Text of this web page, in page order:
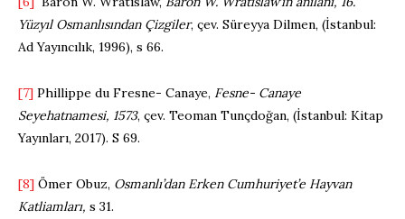
Yüzyıl Osmanlısından Çizgiler, çev. Süreyya Dilmen, (İstanbul:
Ad Yayıncılık, 1996), s 66.
[7] Phillippe du Fresne- Canaye, Fesne- Canaye
Seyehatnamesi, 1573, çev. Teoman Tunçdoğan, (İstanbul: Kitap
Yayınları, 2017). S 69.
[8] Ömer Obuz, Osmanlı’dan Erken Cumhuriyet’e Hayvan
Katliamları, s 31.